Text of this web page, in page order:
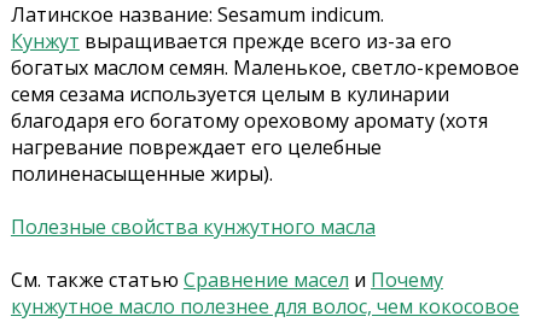
Латинское название: Sesamum indicum.
Кунжут выращивается прежде всего из-за его
богатых маслом семян. Маленькое, светло-кремовое
семя сезама используется целым в кулинарии
благодаря его богатому ореховому аромату (хотя
нагревание повреждает его целебные
полиненасыщенные жиры).
Полезные свойства кунжутного масла
См. также статью Сравнение масел и Почему
кунжутное масло полезнее для волос, чем кокосовое